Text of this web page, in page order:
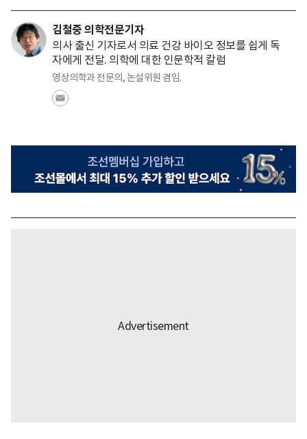
김철중 의학전문기자
의사 출신 기자로서 의료 건강 바이오 정보를 쉽게 독
자에게 전달. 의학에 대한 인문학적 칼럼
영상의학과 전문의, 논설위원 겸임.